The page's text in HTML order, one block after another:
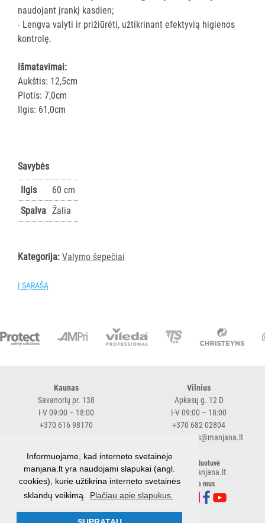
gumos
Kotai
Teleskopiniai
Gremžtukai,
mentelės
Semtuvai
ir
Dangčiai
kibirams
Kiti
Pastatų
priežiūros
Pastatų
vežimėlių
viešbučiams
Kiti
PRIEMONĖS
PIRŠTINĖS
HIGIENAI
GRINDŲ
VALYMO
ĮRANGA
SKALBIMO
naudojant įrankį kasdien;
- Lengva valyti ir prižiūrėti, užtikrinant efektyvią higienos
kontrolę.
Išmatavimai:
Aukštis: 12,5cm
Plotis: 7,0cm
Ilgis: 61,0cm
Savybės
Ilgis
60 cm
Spalva Žalia
Kategorija: Valymo šepečiai
Į SĄRAŠĄ
Kaunas
Savanorių pr. 138
I-V 09:00 – 18:00
+370 616 98170
Vilnius
Apkasų g. 12 D
I-V 09:00 – 18:00
+370 682 02804
expressvilnius@manjana.lt
Klaipėda
Baltijos pr. 26 B
I-V 09:00 – 18:00
+370 616 76501
expressklaipeda@manjana.lt
El. parduotuvė
shop.manjana.lt
Sekite mus
Informuojame, kad interneto svetainėje
manjana.lt yra naudojami slapukai (angl.
cookies), kurie užtikrina interneto svetainės
sklandų veikimą.
Plačiau apie slapukus.